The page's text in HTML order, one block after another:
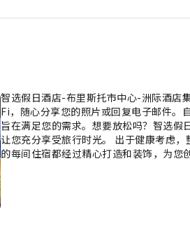
智选假日酒店-布里斯托市中心-洲际酒店
Fi，随心分享您的照片或回复电子邮件。
旨在满足您的需求。想要放松吗？智选假
让您充分享受旅行时光。 出于健康考虑
的每间住宿都经过精心打造和装饰，为您
利。部分客房配有室内视频流媒体、每